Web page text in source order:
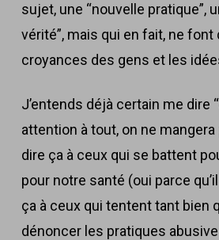
sujet, une “nouvelle pratique”,
vérité”, mais qui en fait, ne font
croyances des gens et les
J’entends déjà certain me dire
attention à tout, on ne mangera
dire ça à ceux qui se battent
pour notre santé (oui parce
ça à ceux qui tentent tant bien
dénoncer les pratiques